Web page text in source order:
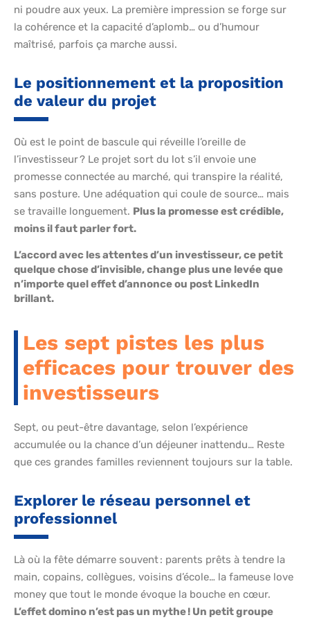
ni poudre aux yeux. La première impression se forge sur
la cohérence et la capacité d’aplomb… ou d’humour
maîtrisé, parfois ça marche aussi.
Le positionnement et la proposition
de valeur du projet
Où est le point de bascule qui réveille l’oreille de
l’investisseur ? Le projet sort du lot s’il envoie une
promesse connectée au marché, qui transpire la réalité,
sans posture. Une adéquation qui coule de source… mais
se travaille longuement. Plus la promesse est crédible,
moins il faut parler fort.
L’accord avec les attentes d’un investisseur, ce petit
quelque chose d’invisible, change plus une levée que
n’importe quel effet d’annonce ou post LinkedIn
brillant.
Les sept pistes les plus
efficaces pour trouver des
investisseurs
Sept, ou peut-être davantage, selon l’expérience
accumulée ou la chance d’un déjeuner inattendu… Reste
que ces grandes familles reviennent toujours sur la table.
Explorer le réseau personnel et
professionnel
Là où la fête démarre souvent : parents prêts à tendre la
main, copains, collègues, voisins d’école… la fameuse love
money que tout le monde évoque la bouche en cœur.
L’effet domino n’est pas un mythe ! Un petit groupe